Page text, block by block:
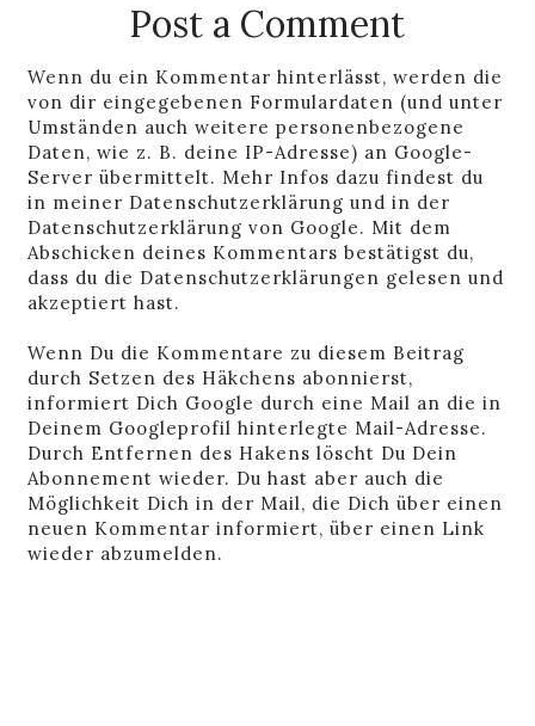
Post a Comment
Wenn du ein Kommentar hinterlässt, werden die
von dir eingegebenen Formulardaten (und unter
Umständen auch weitere personenbezogene
Daten, wie z. B. deine IP-Adresse) an Google-
Server übermittelt. Mehr Infos dazu findest du
in meiner Datenschutzerklärung und in der
Datenschutzerklärung von Google. Mit dem
Abschicken deines Kommentars bestätigst du,
dass du die Datenschutzerklärungen gelesen und
akzeptiert hast.
Wenn Du die Kommentare zu diesem Beitrag
durch Setzen des Häkchens abonnierst,
informiert Dich Google durch eine Mail an die in
Deinem Googleprofil hinterlegte Mail-Adresse.
Durch Entfernen des Hakens löscht Du Dein
Abonnement wieder. Du hast aber auch die
Möglichkeit Dich in der Mail, die Dich über einen
neuen Kommentar informiert, über einen Link
wieder abzumelden.